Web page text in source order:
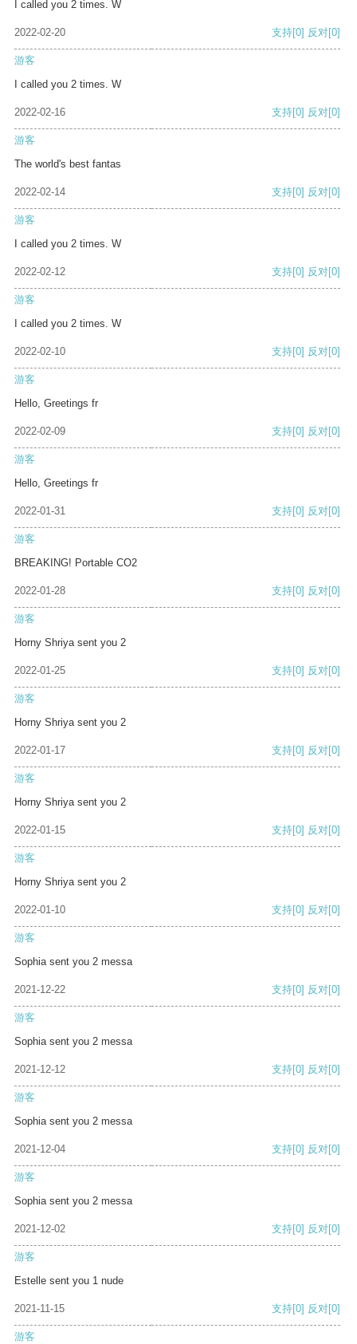
I called you 2 times. W
2022-02-20 支持[0] 反对[0]
游客
I called you 2 times. W
2022-02-16 支持[0] 反对[0]
游客
The world's best fantas
2022-02-14 支持[0] 反对[0]
游客
I called you 2 times. W
2022-02-12 支持[0] 反对[0]
游客
I called you 2 times. W
2022-02-10 支持[0] 反对[0]
游客
Hello, Greetings fr
2022-02-09 支持[0] 反对[0]
游客
Hello, Greetings fr
2022-01-31 支持[0] 反对[0]
游客
BREAKING! Portable CO2
2022-01-28 支持[0] 反对[0]
游客
Horny Shriya sent you 2
2022-01-25 支持[0] 反对[0]
游客
Horny Shriya sent you 2
2022-01-17 支持[0] 反对[0]
游客
Horny Shriya sent you 2
2022-01-15 支持[0] 反对[0]
游客
Horny Shriya sent you 2
2022-01-10 支持[0] 反对[0]
游客
Sophia sent you 2 messa
2021-12-22 支持[0] 反对[0]
游客
Sophia sent you 2 messa
2021-12-12 支持[0] 反对[0]
游客
Sophia sent you 2 messa
2021-12-04 支持[0] 反对[0]
游客
Sophia sent you 2 messa
2021-12-02 支持[0] 反对[0]
游客
Estelle sent you 1 nude
2021-11-15 支持[0] 反对[0]
游客